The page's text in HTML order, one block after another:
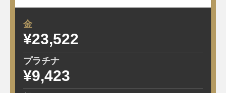
金
¥23,522
プラチナ
¥9,423